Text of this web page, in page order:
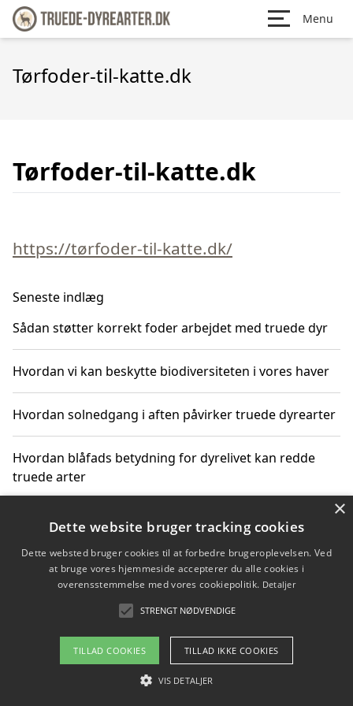
Menu
Tørfoder-til-katte.dk
Tørfoder-til-katte.dk
https://tørfoder-til-katte.dk/
Seneste indlæg
Sådan støtter korrekt foder arbejdet med truede dyr
Hvordan vi kan beskytte biodiversiteten i vores haver
Hvordan solnedgang i aften påvirker truede dyrearter
Hvordan blåfads betydning for dyrelivet kan redde
truede arter
Hvordan kan gaver til unge voksne støtte bevarelsen
Copyright 2026 - Pilanto Aps
Om / kontakt
Blog Betingelser
×
Dette website bruger tracking cookies
Dette websted bruger cookies til at forbedre brugeroplevelsen. Ved
at bruge vores hjemmeside accepterer du alle cookies i
overensstemmelse med vores cookiepolitik. Detaljer
STRENGT NØDVENDIGE
TILLAD COOKIES TILLAD IKKE COOKIES
VIS DETALJER